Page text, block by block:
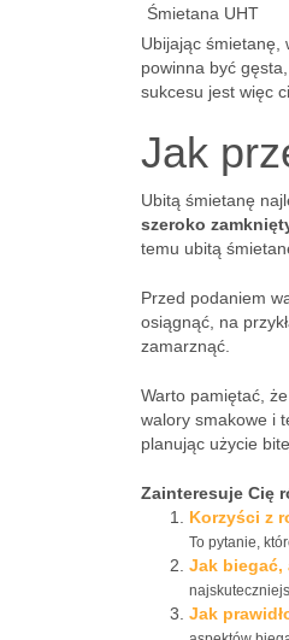
Śmietana UHT
Ubijając śmietanę,
powinna być
sukcesu jest więc
Jak
Ubitą śmietanę
szeroko
temu ubitą
Przed podaniem
osiągnąć, na
zamarznąć.
Warto pamiętać,
walory smakowe i
planując użycie
Zainteresuje Cię
Korzyści z
To pytanie,
Jak biegać,
Jak